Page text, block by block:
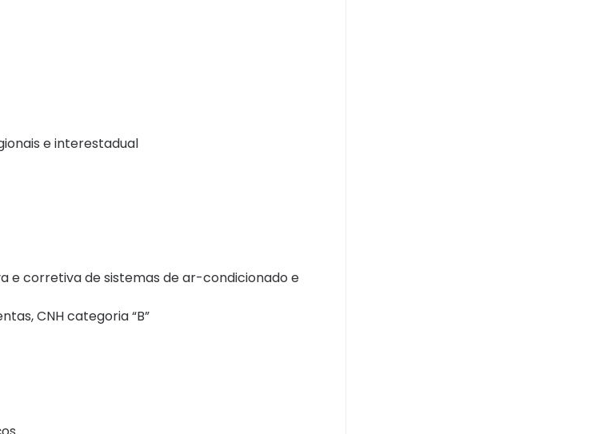
e interestadual
e corretiva de sistemas de ar-condicionado e
CNH categoria “B”